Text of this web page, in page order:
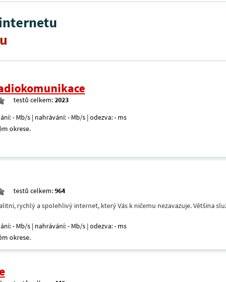
testů celkem:2023
- Mb/s | nahrávání: - Mb/s | odezva: - ms
okrese.
testů celkem:964
rychlý a spolehlivý internet, který Vás k ničemu nezavazuje. Většina
- Mb/s | nahrávání: - Mb/s | odezva: - ms
okrese.